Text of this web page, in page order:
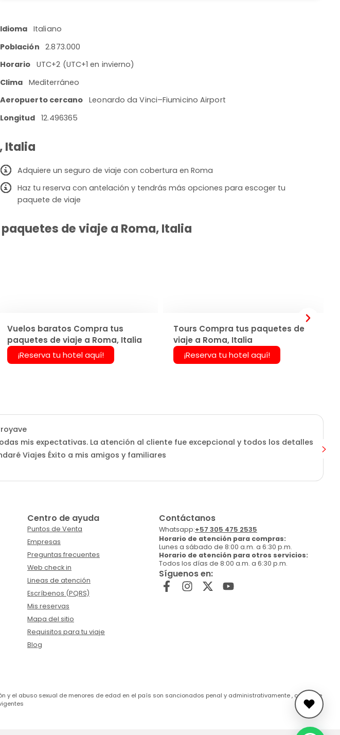
Idioma Italiano
Población
2.873.000
Horario
UTC+2 (UTC+1 en invierno)
Clima Mediterráneo
Aeropuerto cercano
Leonardo da Vinci–Fiumicino Airport
Longitud 12.496365
Italia
Adquiere un seguro de viaje con cobertura en Roma
Haz tu reserva con antelación y tendrás más opciones para escoger tu
paquete de viaje
de viaje a Roma, Italia
Vuelos baratos Compra tus
paquetes de viaje a Roma, Italia
¡Reserva tu hotel aquí!
Tours Compra tus paquetes de
viaje a Roma, Italia
¡Reserva tu hotel aquí!
mis expectativas. La atención al cliente fue excepcional y todos los detalles
Viajes Éxito a mis amigos y familiares
Centro de ayuda
Puntos de Venta
Empresas
Preguntas frecuentes
Web check in
Lineas de atención
Escríbenos (PQRS)
Mis reservas
Mapa del sitio
Requisitos para tu viaje
Blog
Contáctanos
Whatsapp:+57 305 475 2535
Horario de atención para compras:
Lunes a sábado de 8:00 a.m. a 6:30 p.m.
Horario de atención para otros servicios:
Todos los días de 8:00 a.m. a 6:30 p.m.
Síguenos en:
y el abuso sexual de menores de edad en el país son sancionados penal y administrativamente , conforme